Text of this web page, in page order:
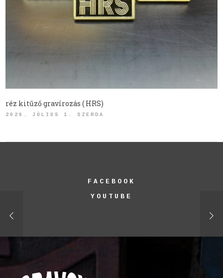
réz kitűző gravírozás ( HRS)
2026. JÚLIUS 1. SZERDA
FACEBOOK
YOUTUBE